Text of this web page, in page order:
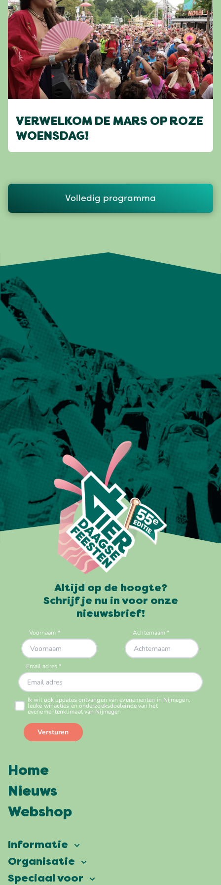
VERWELKOM DE MARS OP ROZE
WOENSDAG!
Volledig programma
Altijd op de hoogte?
Schrijf je nu in voor onze
nieuwsbrief!
Home
Nieuws
Webshop
Informatie
Vierdaagsefeesten
Veelgestelde vragen
Organisatie
Onze ambitie
Speciaal voor